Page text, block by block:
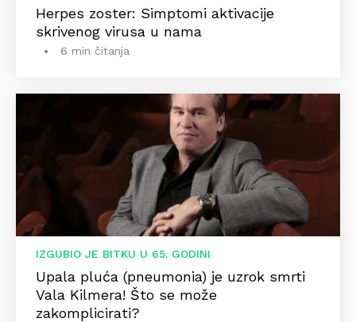
Herpes zoster: Simptomi aktivacije
skrivenog virusa u nama
6 min čitanja
IZGUBIO JE BITKU U 65. GODINI
Upala pluća (pneumonia) je uzrok smrti
Vala Kilmera! Što se može
zakomplicirati?